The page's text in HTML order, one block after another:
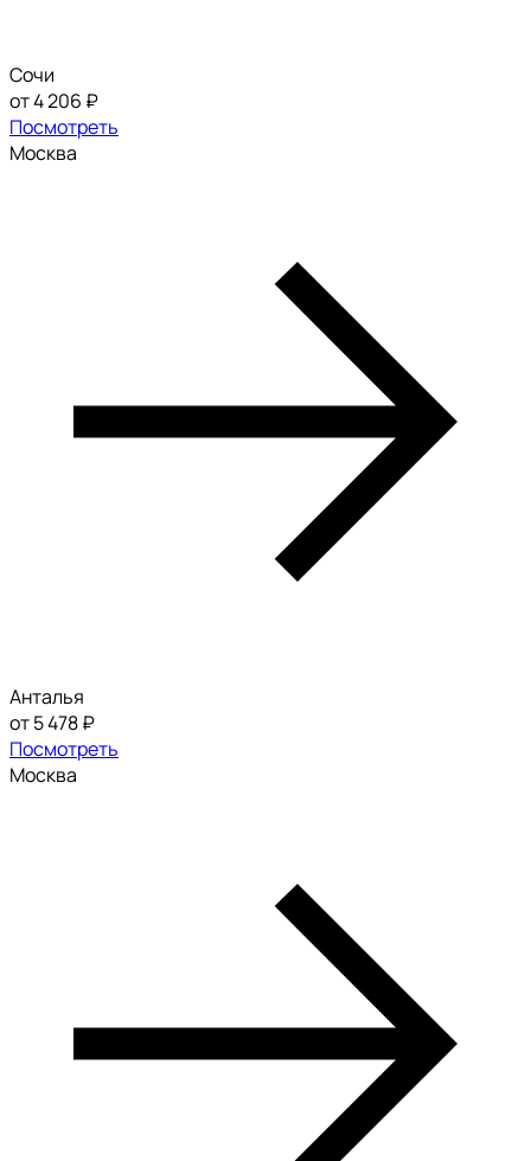
Сочи
от 4 206 ₽
Посмотреть
Москва
Анталья
от 5 478 ₽
Посмотреть
Москва